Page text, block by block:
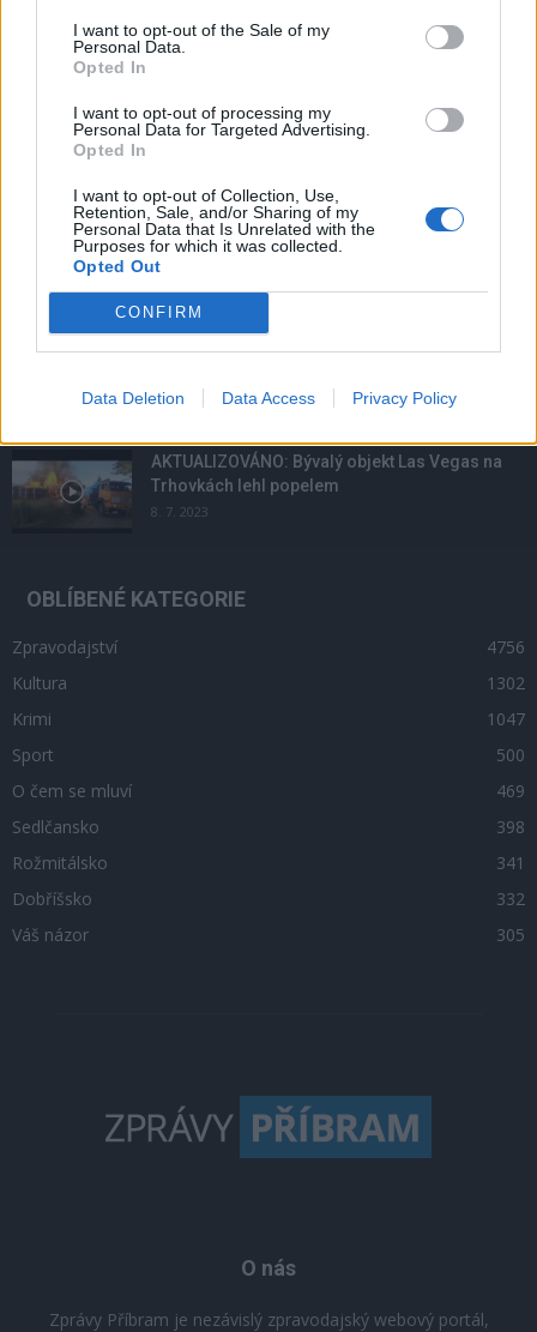
I want to opt-out of the Sale of my
Personal Data.
Opted In
I want to opt-out of processing my
Personal Data for Targeted Advertising.
Opted In
I want to opt-out of Collection, Use,
Retention, Sale, and/or Sharing of my
Personal Data that Is Unrelated with the
Purposes for which it was collected.
Opted Out
CONFIRM
Data Deletion Data Access Privacy Policy
Příbram modernizuje parkovací automaty.
Lazsko zřídilo transparentní účet na pomoc
mladé mamince, náhle postižené mrtvicí
AKTUALIZOVÁNO: Bývalý objekt Las Vegas na
Trhovkách lehl popelem
8. 7. 2023
OBLÍBENÉ KATEGORIE
Zpravodajství
4756
Kultura
1302
Krimi
1047
Sport
500
O čem se mluví
469
Sedlčansko
398
Rožmitálsko
341
Dobříšsko
332
Váš názor
305
O nás
Zprávy Příbram je nezávislý zpravodajský webový portál,